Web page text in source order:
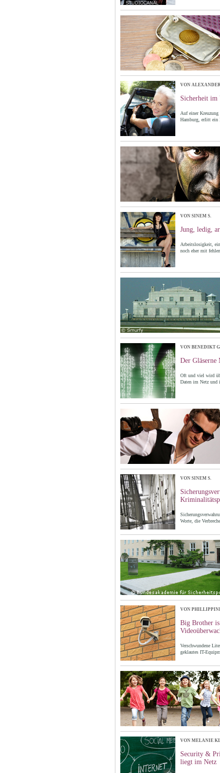
VON
Sicherheit im
Auf einer
Hamburg, erlitt ein
VON SINEM S.
Jung, ledig,
Arbeitslosigkeit,
noch eher mit
VON BENEDIKT
Der Gläserne
Oft und viel wird
Daten im Netz und
VON SINEM S.
Worte, die
VON
Big Brother
Verschwundene
geklautes IT-
VON MELANIE
Security &
liegt im Netz